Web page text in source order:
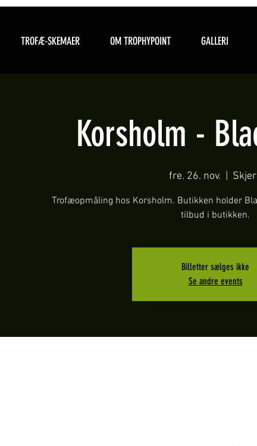
TROFÆ-SKEMAER OM TROPHYPOINT GALLERI
Korsholm -
fre. 26. nov.
Trofæopmåling hos Korsholm. Butikken holder
tilbud i butikken.
Billetter sælges ikke
Se andre events